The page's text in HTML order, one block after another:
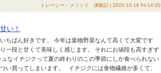
トレーシー・メソッド 体験記 | 2020.10.16 Fri 14:20
い！
ちばん好きです。 今年は葉物野菜なんて高くて大変です
一段と甘くて美味しく感じます。 それにお値段も高すぎず
なイチジクって夏の終わりのこの季節にしか食べられない
い買ってしまいます。 イチジクには食物繊維が多くて、